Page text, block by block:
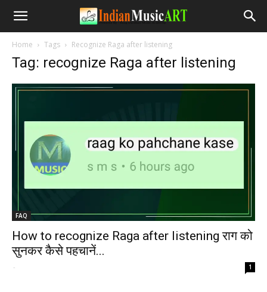
Home Tags Recognize Raga after listening
Tag: recognize Raga after listening
FAQ
How to recognize Raga after listening राग को
सुनकर कैसे पहचानें...
- 1